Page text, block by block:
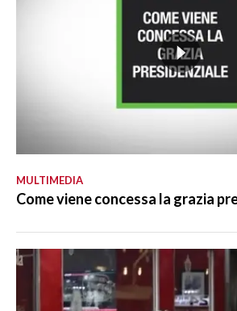
MULTIMEDIA
Come viene concessa la grazia